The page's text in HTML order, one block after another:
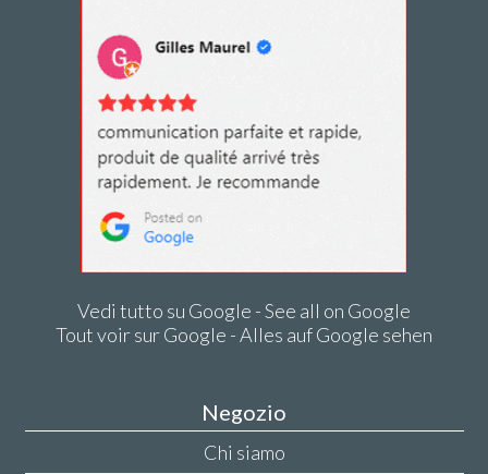
Vedi tutto su Google - See all on Google
Tout voir sur Google - Alles auf Google sehen
Negozio
Chi siamo